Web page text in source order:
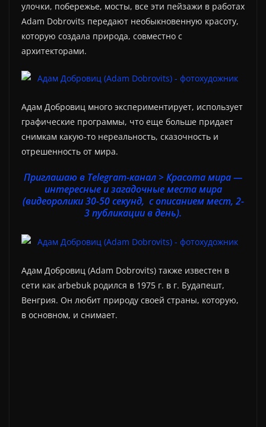
улочки, побережье, мосты, все эти пейзажи в работах
Adam Dobrovits передают необыкновенную красоту,
которую создала природа, совместно с
архитекторами.
Адам Добровиц много экспериментирует, использует
графические программы, что еще больше придает
снимкам какую-то нереальность, сказочность и
отрешенность от мира.
Приглашаю в Telegram-канал > Красота мира —
интересные и загадочные места мира
(видеоролики 30-50 секунд, с описанием мест, 2-
3 публикации в день).
Адам Добровиц (Adam Dobrovits) также известен в
сети как arbebuk родился в 1975 г. в г. Будапешт,
Венгрия. Он любит природу своей страны, которую,
в основном, и снимает.